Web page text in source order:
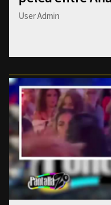
User Admin